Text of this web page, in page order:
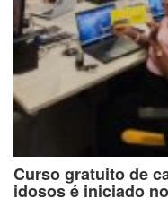
Curso gratuito de
idosos é iniciado